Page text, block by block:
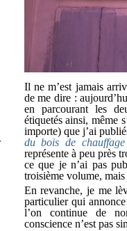
Il ne m’est jamais
de me dire :
en parcourant les
étiquetés ainsi, même
importe) que j’ai
du bois de chauffage
représente à peu près
ce que je n’ai pas
troisième volume, mais
En revanche, je me
particulier qui
l’on continue de
conscience n’est pas